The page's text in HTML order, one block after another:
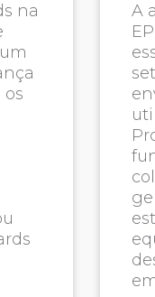
na
A